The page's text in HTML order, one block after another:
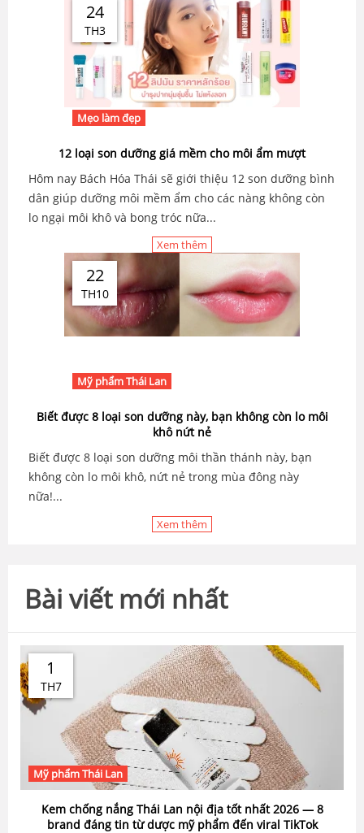
24
TH3
Mẹo làm đẹp
12 loại son dưỡng giá mềm cho môi ẩm mượt
Hôm nay Bách Hóa Thái sẽ giới thiệu 12 son dưỡng bình
dân giúp dưỡng môi mềm ẩm cho các nàng không còn
lo ngại môi khô và bong tróc nữa...
Xem thêm
22
TH10
Mỹ phẩm Thái Lan
Biết được 8 loại son dưỡng này, bạn không còn lo môi
khô nứt nẻ
Biết được 8 loại son dưỡng môi thần thánh này, bạn
không còn lo môi khô, nứt nẻ trong mùa đông này
nữa!...
Xem thêm
Bài viết mới nhất
1
TH7
Mỹ phẩm Thái Lan
Kem chống nắng Thái Lan nội địa tốt nhất 2026 — 8
brand đáng tin từ dược mỹ phẩm đến viral TikTok